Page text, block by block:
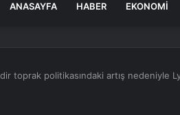
ANASAYFA HABER EKONOMI
toprak politikasındaki artış nedeniyle